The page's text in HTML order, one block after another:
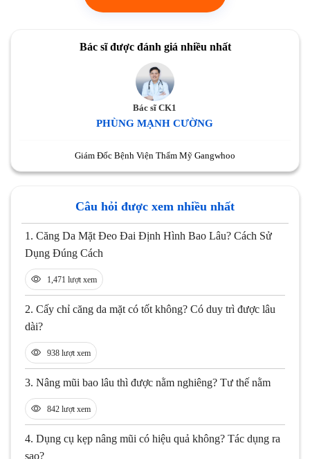
Bác sĩ được đánh giá nhiều nhất
Bác sĩ CK1
PHÙNG MẠNH CƯỜNG
Giám Đốc Bệnh Viện Thẩm Mỹ Gangwhoo
Câu hỏi được xem nhiều nhất
1. Căng Da Mặt Đeo Đai Định Hình Bao Lâu? Cách Sử
Dụng Đúng Cách
1,471 lượt xem
2. Cấy chỉ căng da mặt có tốt không? Có duy trì được lâu
dài?
938 lượt xem
3. Nâng mũi bao lâu thì được nằm nghiêng? Tư thế nằm
842 lượt xem
4. Dụng cụ kẹp nâng mũi có hiệu quả không? Tác dụng ra
sao?